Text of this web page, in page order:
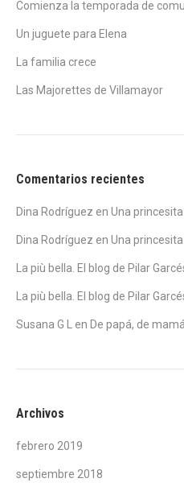
Comienza la temporada de
Un juguete para Elena
La familia crece
Las Majorettes de Villamayor
Comentarios recientes
Dina Rodríguez en Una
Dina Rodríguez en Una
La più bella. El blog de Pilar
La più bella. El blog de Pilar
Susana G L en De papá, de
Archivos
febrero 2019
septiembre 2018